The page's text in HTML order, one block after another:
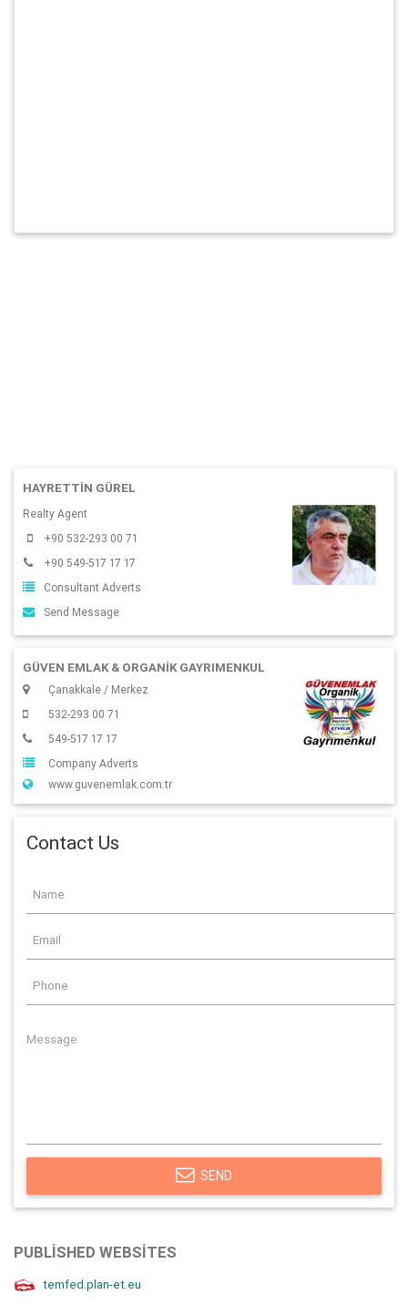
HAYRETTIN GÜREL
Realty Agent
+90 532-293 00 71
+90 549-517 17 17
Consultant Adverts
Send Message
GÜVEN EMLAK & ORGANIK GAYRIMENKUL
Çanakkale / Merkez
532-293 00 71
549-517 17 17
Company Adverts
www.guvenemlak.com.tr
Contact Us
SEND
PUBLISHED WEBSITES
temfed.plan-et.eu